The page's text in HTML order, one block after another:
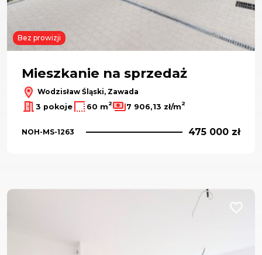
Bez prowizji
Mieszkanie na sprzedaż
Wodzisław Śląski, Zawada
3 pokoje
60 m2 7 906,13 zł/m2
NOH-MS-1263 475 000 zł
Dodaj